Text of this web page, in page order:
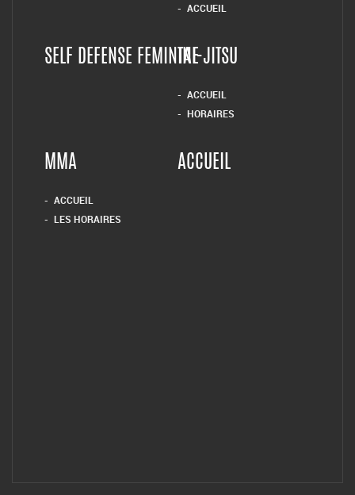
ACCUEIL
SELF DEFENSE FEMININETAI-JITSU
ACCUEIL
HORAIRES
MMA
ACCUEIL
LES HORAIRES
ACCUEIL